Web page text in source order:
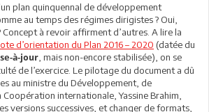
plan quinquennal de développement
au temps des régimes dirigistes ? Oui,
à revoir affirment d’autres. A lire la
d’orientation du Plan 2016 – 2020 (datée du
à-jour , mais non-encore stabilisée), on se
de l’exercice. Le pilotage du document a dû
au ministre du Développement, de
internationale, Yassine Brahim,
versions successives, et changer de formats,